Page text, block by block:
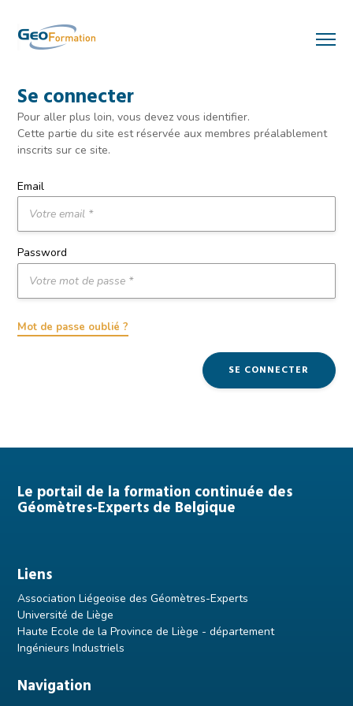
Se connecter
Pour aller plus loin, vous devez vous identifier.
Cette partie du site est réservée aux membres préalablement
inscrits sur ce site.
Email
Password
Mot de passe oublié ?
Pied
de
Le portail de la formation continuée des
Géomètres-Experts de Belgique
Liens
Association Liégeoise des Géomètres-Experts
Université de Liège
Haute Ecole de la Province de Liège - département
Ingénieurs Industriels
Navigation